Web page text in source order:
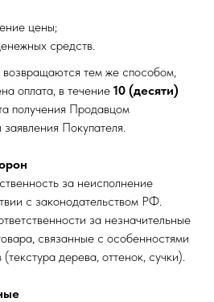
цены;
средств.
тем же способом,
оплата, в течение 10 (десяти)
получения Продавцом
Покупателя.
за неисполнение
с законодательством РФ.
за незначительные
связанные с особенностями
дерева, оттенок, сучки).